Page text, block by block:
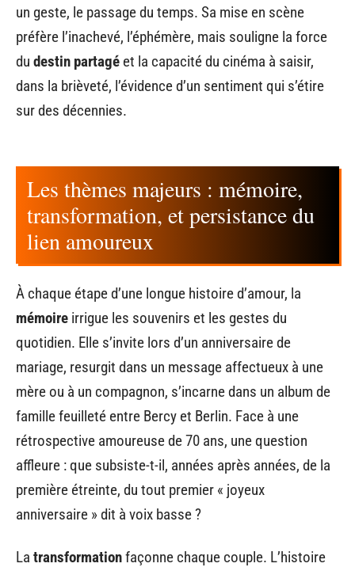
un geste, le passage du temps. Sa mise en scène
préfère l’inachevé, l’éphémère, mais souligne la force
du destin partagé et la capacité du cinéma à saisir,
dans la brièveté, l’évidence d’un sentiment qui s’étire
sur des décennies.
Les thèmes majeurs : mémoire,
transformation, et persistance du
lien amoureux
À chaque étape d’une longue histoire d’amour, la
mémoire irrigue les souvenirs et les gestes du
quotidien. Elle s’invite lors d’un anniversaire de
mariage, resurgit dans un message affectueux à une
mère ou à un compagnon, s’incarne dans un album de
famille feuilleté entre Bercy et Berlin. Face à une
rétrospective amoureuse de 70 ans, une question
affleure : que subsiste-t-il, années après années, de la
première étreinte, du tout premier « joyeux
anniversaire » dit à voix basse ?
La transformationfaçonne chaque couple. L’histoire